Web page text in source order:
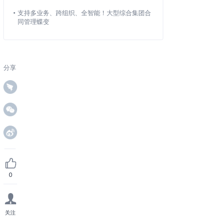
• 支持多业务、跨组织、全智能！大型综合集团合
同管理蝶变
分享
0
关注